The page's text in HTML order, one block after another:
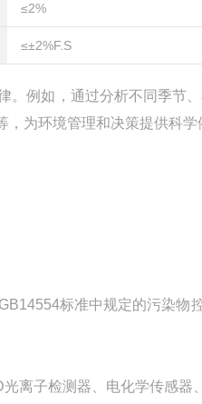
≤2%
≤±2%F.S
。例如，通过分析不同季节
为环境管理和决策提供科学
标准中规定的污染物
离子检测器、电化学传感器